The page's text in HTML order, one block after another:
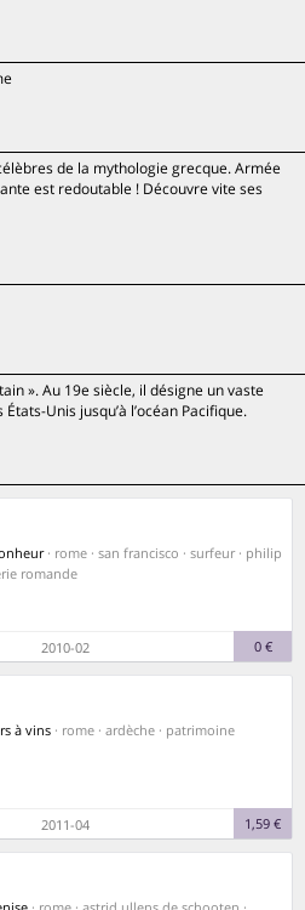
de la mythologie grecque. Armée
est redoutable ! Découvre vite ses
». Au 19e siècle, il désigne un vaste
Unis jusqu’à l’océan Pacifique.
· rome · san francisco · surfeur · philip
romande
2010-02 0 €
à vins · rome · ardèche · patrimoine
2011-04 1,59 €